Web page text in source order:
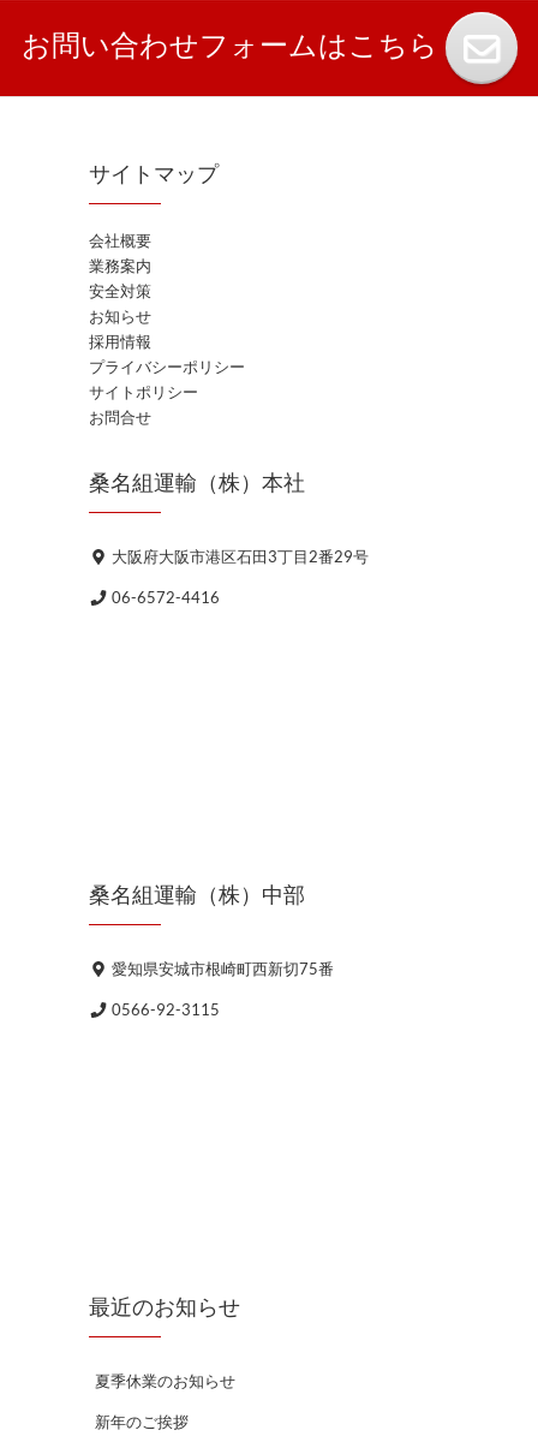
お問い合わせフォームはこちら
サイトマップ
会社概要
業務案内
安全対策
お知らせ
採用情報
プライバシーポリシー
サイトポリシー
お問合せ
桑名組運輸（株）本社
大阪府大阪市港区石田3丁目2番29号
06-6572-4416
桑名組運輸（株）中部
愛知県安城市根崎町西新切75番
0566-92-3115
最近のお知らせ
夏季休業のお知らせ
新年のご挨拶